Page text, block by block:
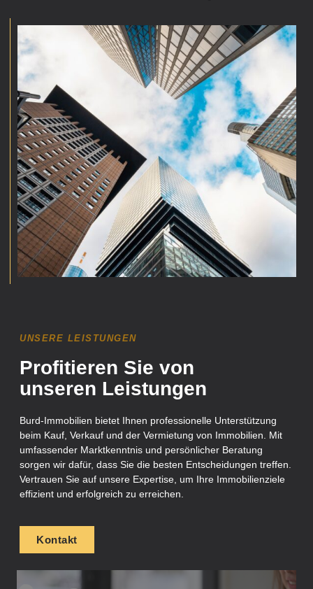
UNSERE LEISTUNGEN
Profitieren Sie von
unseren Leistungen
Burd-Immobilien bietet Ihnen professionelle Unterstützung
beim Kauf, Verkauf und der Vermietung von Immobilien. Mit
umfassender Marktkenntnis und persönlicher Beratung
sorgen wir dafür, dass Sie die besten Entscheidungen treffen.
Vertrauen Sie auf unsere Expertise, um Ihre Immobilienziele
effizient und erfolgreich zu erreichen.
Kontakt